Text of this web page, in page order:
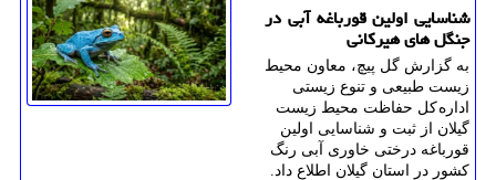
شناسایی اولین قورباغه آبی در
جنگل های هیرکانی
به گزارش گل پیچ، معاون محیط
زیست طبیعی و تنوع زیستی
اداره کل حفاظت محیط زیست
گیلان از ثبت و شناسایی اولین
قورباغه درختی خاوری آبی رنگ
کشور در استان گیلان اطلاع داد.